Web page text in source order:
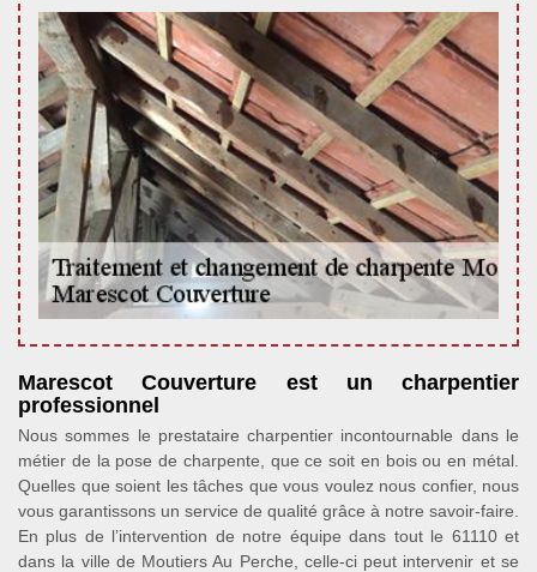
Marescot Couverture est un charpentier
professionnel
Nous sommes le prestataire charpentier incontournable dans le
métier de la pose de charpente, que ce soit en bois ou en métal.
Quelles que soient les tâches que vous voulez nous confier, nous
vous garantissons un service de qualité grâce à notre savoir-faire.
En plus de l’intervention de notre équipe dans tout le 61110 et
dans la ville de Moutiers Au Perche, celle-ci peut intervenir et se